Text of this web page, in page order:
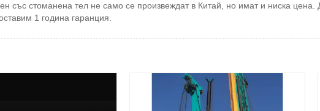
със стоманена тел не само се произвеждат в Китай, но имат и ниска
1 година гаранция.